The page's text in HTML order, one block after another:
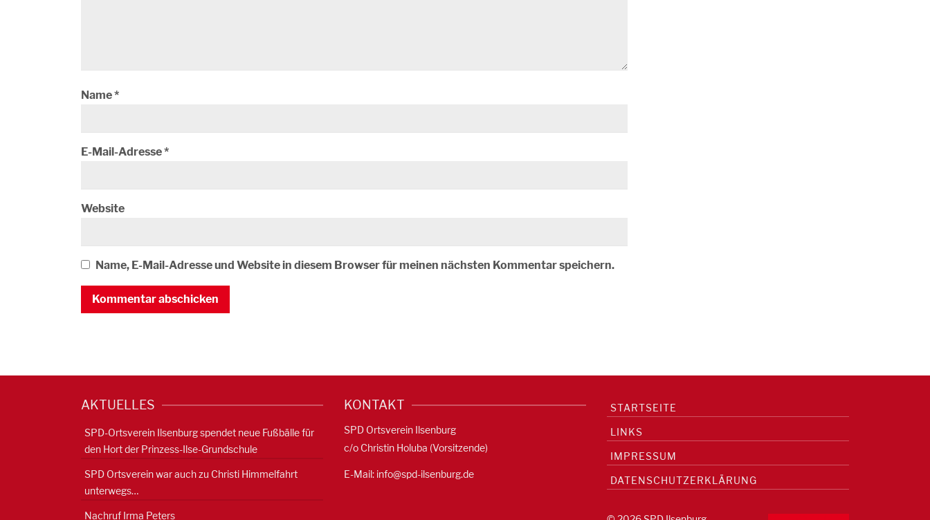
Name*
E-Mail-Adresse*
Website
Name, E-Mail-Adresse und Website in diesem Browser für meinen nächsten Kommentar speichern.
AKTUELLES
SPD-Ortsverein Ilsenburg spendet neue Fußbälle für
den Hort der Prinzess-Ilse-Grundschule
SPD Ortsverein war auch zu Christi Himmelfahrt
unterwegs…
Nachruf Irma Peters
KONTAKT
SPD Ortsverein Ilsenburg
c/o Christin Holuba (Vorsitzende)
E-Mail: info@spd-ilsenburg.de
STARTSEITE
LINKS
IMPRESSUM
DATENSCHUTZERKLÄRUNG